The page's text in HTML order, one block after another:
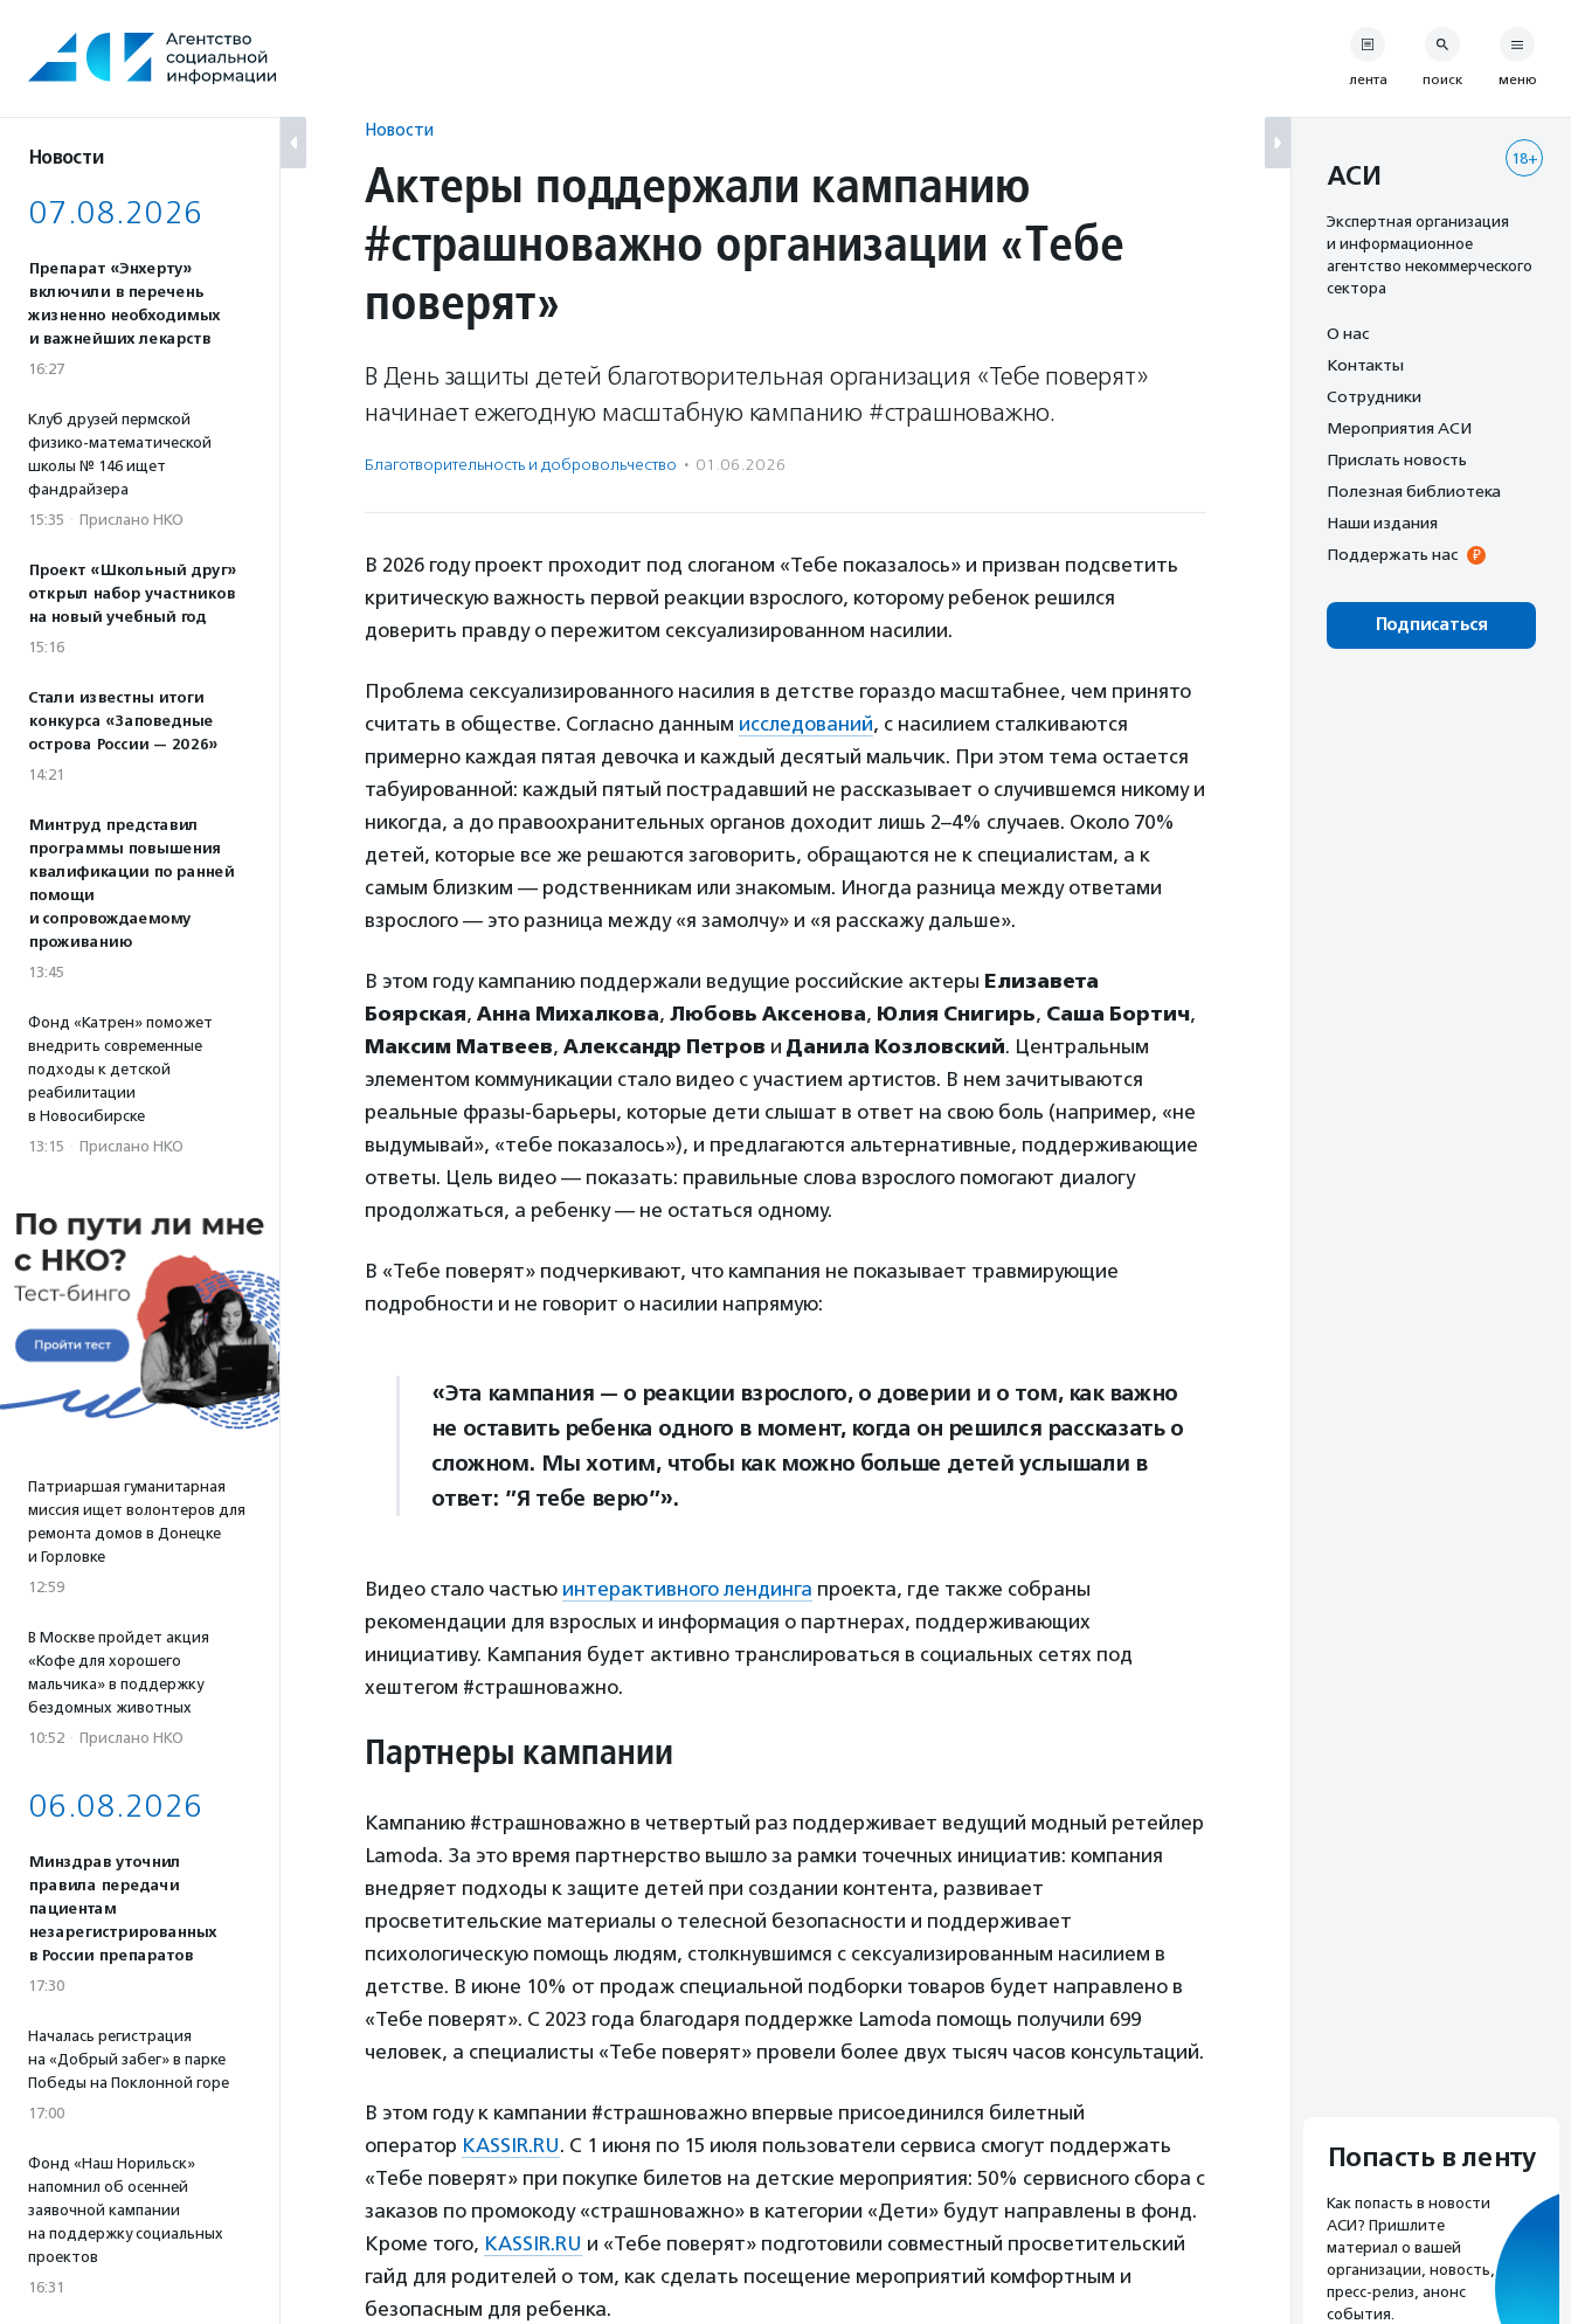
содержанию
Новости
07.08.2026
Препарат «Энхерту»
включили в перечень
жизненно необходимых
и важнейших лекарств
16:27
Клуб друзей пермской
физико-математической
школы № 146 ищет
фандрайзера
15:35 · Прислано НКО
Проект «Школьный друг»
открыл набор участников
на новый учебный год
15:16
Стали известны итоги
конкурса «Заповедные
острова России — 2026»
14:21
Минтруд представил
программы повышения
квалификации по ранней
помощи
и сопровождаемому
проживанию
13:45
Фонд «Катрен» поможет
внедрить современные
подходы к детской
реабилитации
в Новосибирске
13:15 · Прислано НКО
Патриаршая гуманитарная
миссия ищет волонтеров для
ремонта домов в Донецке
и Горловке
12:59
В Москве пройдет акция
«Кофе для хорошего
мальчика» в поддержку
бездомных животных
10:52 · Прислано НКО
06.08.2026
Минздрав уточнил
правила передачи
пациентам
незарегистрированных
в России препаратов
17:30
Началась регистрация
на «Добрый забег» в парке
Победы на Поклонной горе
17:00
Фонд «Наш Норильск»
напомнил об осенней
заявочной кампании
на поддержку социальных
проектов
16:31
Новости
Актеры поддержали кампанию
#страшноважно организации «Тебе
поверят»
В День защиты детей благотворительная организация «Тебе поверят»
начинает ежегодную масштабную кампанию #страшноважно.
Благотвори­тель­ность и доброволь­чест­во · 01.06.2026
В 2026 году проект проходит под слоганом «Тебе показалось» и призван подсветить
критическую важность первой реакции взрослого, которому ребенок решился
доверить правду о пережитом сексуализированном насилии.
Проблема сексуализированного насилия в детстве гораздо масштабнее, чем принято
считать в обществе. Согласно данным исследований, с насилием сталкиваются
примерно каждая пятая девочка и каждый десятый мальчик. При этом тема остается
табуированной: каждый пятый пострадавший не рассказывает о случившемся никому и
никогда, а до правоохранительных органов доходит лишь 2–4% случаев. Около 70%
детей, которые все же решаются заговорить, обращаются не к специалистам, а к
самым близким — родственникам или знакомым. Иногда разница между ответами
взрослого — это разница между «я замолчу» и «я расскажу дальше».
В этом году кампанию поддержали ведущие российские актеры Елизавета
Боярская, Анна Михалкова, Любовь Аксенова, Юлия Снигирь, Саша Бортич,
Максим Матвеев, Александр Петров и Данила Козловский. Центральным
элементом коммуникации стало видео с участием артистов. В нем зачитываются
реальные фразы-барьеры, которые дети слышат в ответ на свою боль (например, «не
выдумывай», «тебе показалось»), и предлагаются альтернативные, поддерживающие
ответы. Цель видео — показать: правильные слова взрослого помогают диалогу
продолжаться, а ребенку — не остаться одному.
В «Тебе поверят» подчеркивают, что кампания не показывает травмирующие
подробности и не говорит о насилии напрямую:
«Эта кампания — о реакции взрослого, о доверии и о том, как важно
не оставить ребенка одного в момент, когда он решился рассказать о
сложном. Мы хотим, чтобы как можно больше детей услышали в
ответ: ”Я тебе верю”».
Видео стало частью интерактивного лендинга проекта, где также собраны
рекомендации для взрослых и информация о партнерах, поддерживающих
инициативу. Кампания будет активно транслироваться в социальных сетях под
хештегом #страшноважно.
Партнеры кампании
Кампанию #страшноважно в четвертый раз поддерживает ведущий модный ретейлер
Lamoda. За это время партнерство вышло за рамки точечных инициатив: компания
внедряет подходы к защите детей при создании контента, развивает
просветительские материалы о телесной безопасности и поддерживает
психологическую помощь людям, столкнувшимся с сексуализированным насилием в
детстве. В июне 10% от продаж специальной подборки товаров будет направлено в
«Тебе поверят». С 2023 года благодаря поддержке Lamoda помощь получили 699
человек, а специалисты «Тебе поверят» провели более двух тысяч часов консультаций.
В этом году к кампании #страшноважно впервые присоединился билетный
оператор KASSIR.RU. С 1 июня по 15 июля пользователи сервиса смогут поддержать
«Тебе поверят» при покупке билетов на детские мероприятия: 50% сервисного сбора с
заказов по промокоду «страшноважно» в категории «Дети» будут направлены в фонд.
Кроме того, KASSIR.RU и «Тебе поверят» подготовили совместный просветительский
гайд для родителей о том, как сделать посещение мероприятий комфортным и
безопасным для ребенка.
лента поиск меню
18+
АСИ
Экспертная организация
и информационное
агентство некоммерческого
сектора
О нас
Контакты
Сотрудники
Мероприятия АСИ
Прислать новость
Полезная библиотека
Наши издания
Поддержать нас
Подписаться
Попасть в ленту
Как попасть в новости
АСИ? Пришлите
материал о вашей
организации, новость,
пресс-релиз, анонс
события.